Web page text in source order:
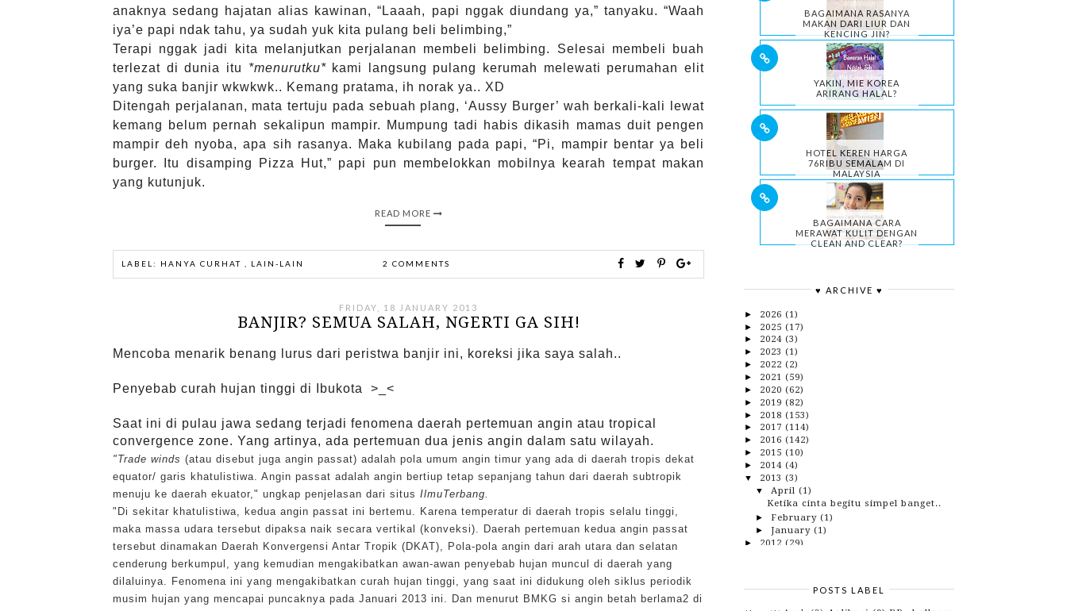
anaknya sedang hajatan alias kawinan, “Laaah, papi nggak diundang ya,” tanyaku. “Waah
iya’e papi ndak tahu, ya sudah yuk kita pulang beli belimbing,”
Terapi nggak jadi kita melanjutkan perjalanan membeli belimbing. Selesai membeli buah
terlezat di dunia itu *menurutku*kami langsung pulang kerumah melewati perumahan elit
yang suka banjir wkwkwk.. Kemang pratama, ih norak ya.. XD
Ditengah perjalanan, mata tertuju pada sebuah plang, ‘Aussy Burger’ wah berkali-kali lewat
kemang belum pernah sekalipun mampir. Mumpung tadi habis dikasih mamas duit pengen
mampir deh nyoba, apa sih rasanya. Maka kubilang pada papi, “Pi, mampir bentar ya beli
burger. Itu disamping Pizza Hut,” papi pun membelokkan mobilnya kearah tempat makan
yang kutunjuk.
READ MORE
LABEL: HANYA CURHAT LAIN-LAIN 2 COMMENTS
FRIDAY, 18 JANUARY 2013
BANJIR? SEMUA SALAH, NGERTI GA SIH!
Mencoba menarik benang lurus dari peristwa banjir ini, koreksi jika saya salah..
Penyebab curah hujan tinggi di Ibukota >_<
Saat ini di pulau jawa sedang terjadi fenomena daerah pertemuan angin atau tropical
convergence zone. Yang artinya, ada pertemuan dua jenis angin dalam satu wilayah.
"Trade winds (atau disebut juga angin passat) adalah pola umum angin timur yang ada di daerah tropis dekat
equator/ garis khatulistiwa. Angin passat adalah angin bertiup tetap sepanjang tahun dari daerah subtropik
menuju ke daerah ekuator," ungkap penjelasan dari situs IlmuTerbang.
"Di sekitar khatulistiwa, kedua angin passat ini bertemu. Karena temperatur di daerah tropis selalu tinggi,
maka massa udara tersebut dipaksa naik secara vertikal (konveksi). Daerah pertemuan kedua angin passat
tersebut dinamakan Daerah Konvergensi Antar Tropik (DKAT), Pola-pola angin dari arah utara dan selatan
cenderung berkumpul, yang kemudian mengakibatkan awan-awan penyebab hujan muncul di daerah yang
dilaluinya. Fenomena ini yang mengakibatkan curah hujan tinggi, yang saat ini didukung oleh siklus periodik
musim hujan yang mencapai puncaknya pada Januari 2013 ini. Dan menurut BMKG si angin betah berlama2 di
BAGAIMANA RASANYA
MAKAN DARI LIUR DAN
KENCING JIN?
YAKIN, MIE KOREA
ARIRANG HALAL?
HOTEL KEREN HARGA
76RIBU SEMALAM DI
MALAYSIA
BAGAIMANA CARA
MERAWAT KULIT DENGAN
CLEAN AND CLEAR?
♥ ARCHIVE ♥
► 2026 (1)
► 2025 (17)
► 2024 (3)
► 2023 (1)
► 2022 (2)
► 2021 (59)
► 2020 (62)
► 2019 (82)
► 2018 (153)
► 2017 (114)
► 2016 (142)
► 2015 (10)
► 2014 (4)
▼ 2013 (3)
▼ April (1)
Ketika cinta begitu simpel banget..
► February (1)
► January (1)
► 2012 (29)
POSTS LABEL